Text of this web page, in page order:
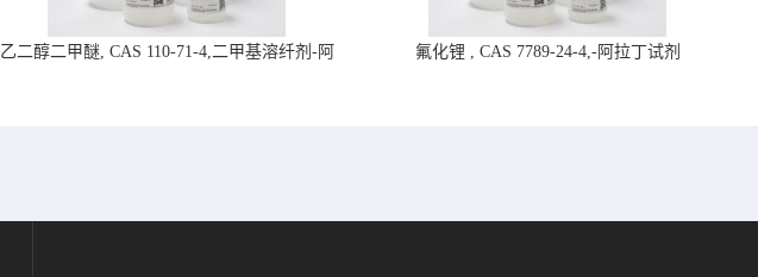
乙二醇二甲醚, CAS 110-71-4,二甲基溶纤剂-阿
氟化锂 , CAS 7789-24-4,-阿拉丁试剂